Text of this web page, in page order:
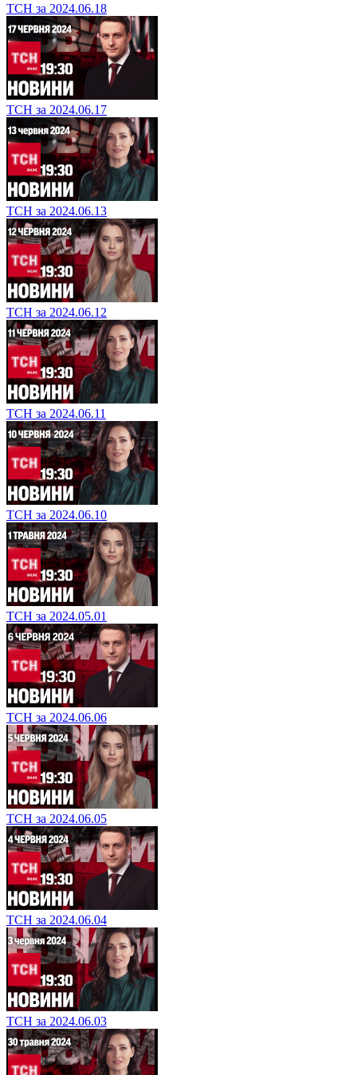
ТСН за 2024.06.18
ТСН за 2024.06.17
ТСН за 2024.06.13
ТСН за 2024.06.12
ТСН за 2024.06.11
ТСН за 2024.06.10
ТСН за 2024.05.01
ТСН за 2024.06.06
ТСН за 2024.06.05
ТСН за 2024.06.04
ТСН за 2024.06.03